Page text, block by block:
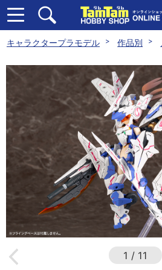
キャラクタープラモデル 作品別
1 / 11